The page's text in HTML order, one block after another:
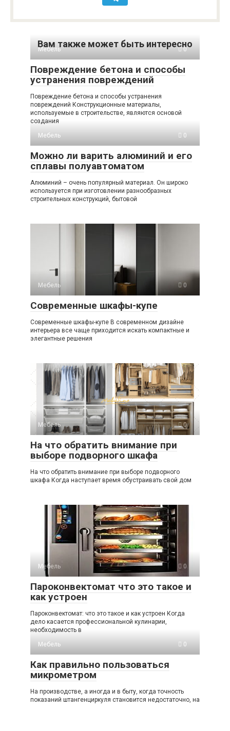
Вам также может быть интересно
Мебель 0
Повреждение бетона и способы
устранения повреждений
Повреждение бетона и способы устранения
повреждений Конструкционные материалы,
используемые в строительстве, являются основой
создания
Мебель
0
Можно ли варить алюминий и его
сплавы полуавтоматом
Алюминий – очень популярный материал. Он широко
используется при изготовлении разнообразных
строительных конструкций, бытовой
Мебель 0
Современные шкафы-купе
Современные шкафы-купе В современном дизайне
интерьера все чаще приходится искать компактные и
элегантные решения
Мебель 0
На что обратить внимание при
выборе подворного шкафа
На что обратить внимание при выборе подворного
шкафа Когда наступает время обустраивать свой дом
Мебель 0
Пароконвектомат что это такое и
как устроен
Пароконвектомат: что это такое и как устроен Когда
дело касается профессиональной кулинарии,
необходимость в
Мебель
0
Как правильно пользоваться
микрометром
На производстве, а иногда и в быту, когда точность
показаний штангенциркуля становится недостаточно, на